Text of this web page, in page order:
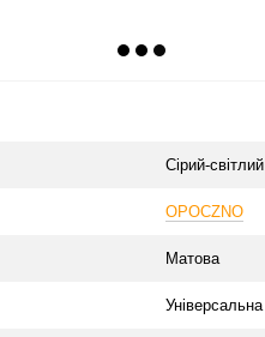
Сірий-світлий
OPOCZNO
Матова
Універсальна